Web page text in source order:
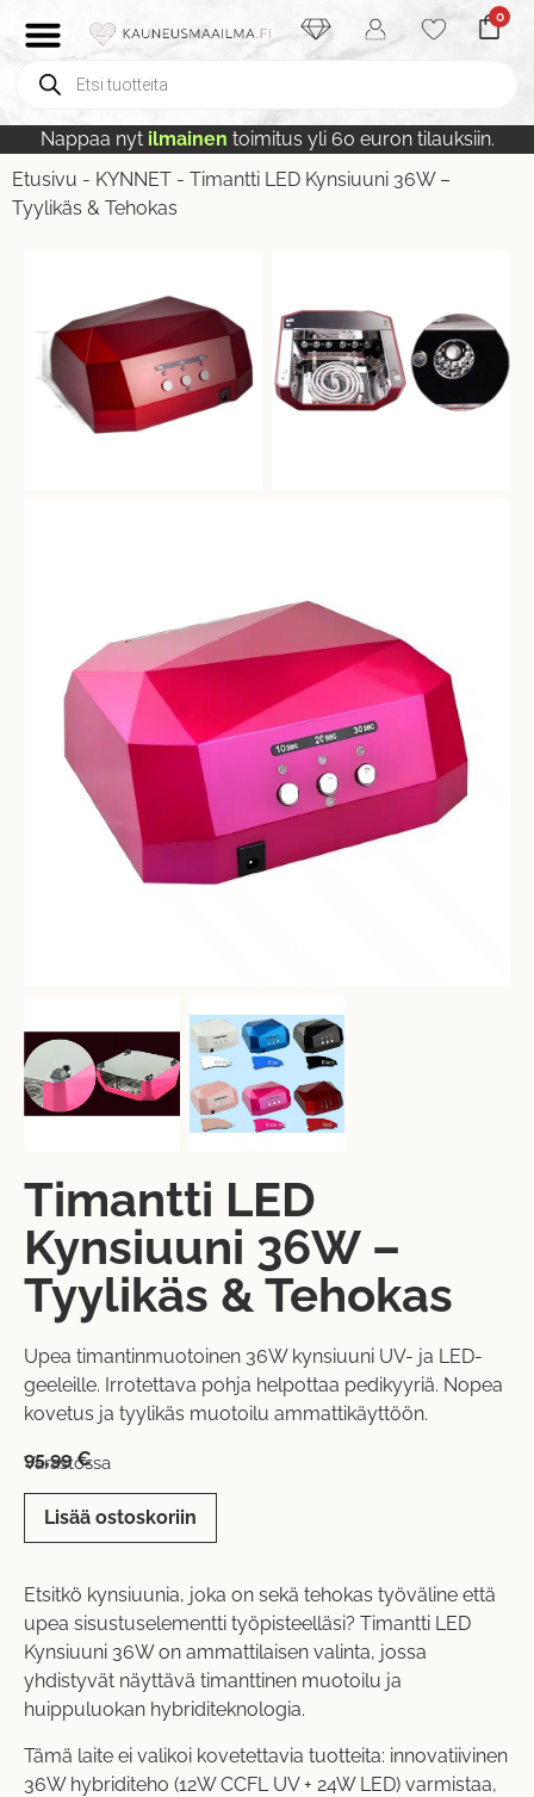
0
Nappaa nyt ilmainen toimitus yli 60 euron tilauksiin.
Etusivu - KYNNET - Timantti LED Kynsiuuni 36W –
Tyylikäs & Tehokas
Timantti LED
Kynsiuuni 36W –
Tyylikäs & Tehokas
Upea timantinmuotoinen 36W kynsiuuni UV- ja LED-
geeleille. Irrotettava pohja helpottaa pedikyyriä. Nopea
kovetus ja tyylikäs muotoilu ammattikäyttöön.
95,99€
Varastossa
Lisää ostoskoriin
Etsitkö kynsiuunia, joka on sekä tehokas työväline että
upea sisustuselementti työpisteelläsi? Timantti LED
Kynsiuuni 36W on ammattilaisen valinta, jossa
yhdistyvät näyttävä timanttinen muotoilu ja
huippuluokan hybriditeknologia.
Tämä laite ei valikoi kovetettavia tuotteita: innovatiivinen
36W hybriditeho (12W CCFL UV + 24W LED) varmistaa,